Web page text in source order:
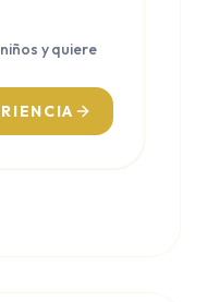
y quiere